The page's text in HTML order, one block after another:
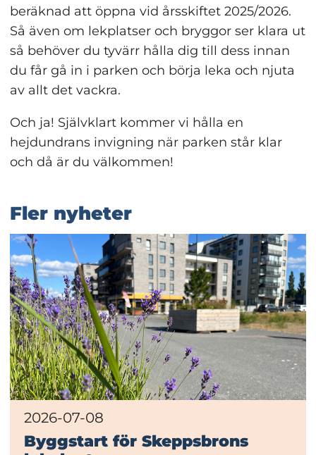
beräknad att öppna vid årsskiftet 2025/2026.
Så även om lekplatser och bryggor ser klara ut
så behöver du tyvärr hålla dig till dess innan
du får gå in i parken och börja leka och njuta
av allt det vackra.
Och ja! Självklart kommer vi hålla en
hejdundrans invigning när parken står klar
och då är du välkommen!
Fler nyheter
2026-07-08
Byggstart för Skeppsbrons